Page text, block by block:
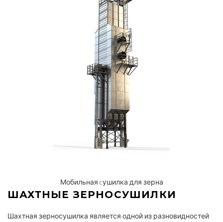
Мобильная cушилка для зерна
ШАХТНЫЕ ЗЕРНОСУШИЛКИ
Шахтная зерносушилка является одной из разновидностей